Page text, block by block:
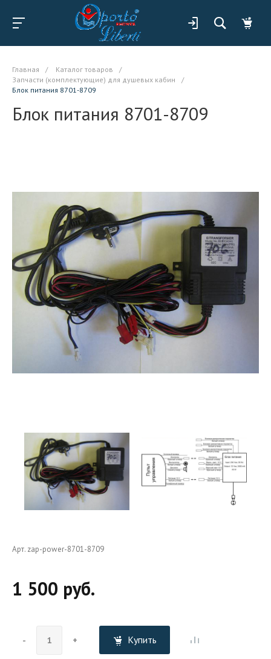
Главная / Каталог товаров
/
Запчасти (комплектующие) для душевых кабин
/
Блок питания 8701-8709
Блок питания 8701-8709
Арт. zap-power-8701-8709
1 500 руб.
- + Купить